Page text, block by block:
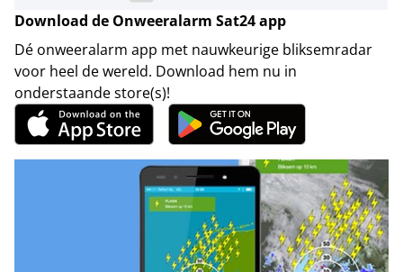
Download de Onweeralarm Sat24 app
Dé onweeralarm app met nauwkeurige bliksemradar
voor heel de wereld. Download hem nu in
onderstaande store(s)!